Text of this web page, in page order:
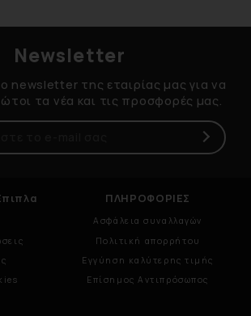
Newsletter
newsletter της εταιρίας μας για να
τα νέα και τις προσφορές μας.
ΠΛΗΡΟΦΟΡΙΕΣ
Ασφάλεια συναλλαγών
Πολιτική απορρήτου
Εγγύηση καλύτερης τιμής
Επίσημος Αντιπρόσωπος